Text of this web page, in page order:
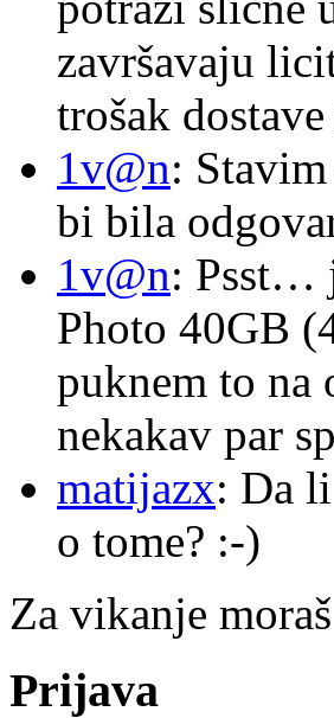
završavaju
trošak
1v@n:
bi bila
1v@n: Psst…
Photo 40GB
puknem to na
nekakav par
matijazx: Da
o tome? :-)
Za vikanje
Prijava